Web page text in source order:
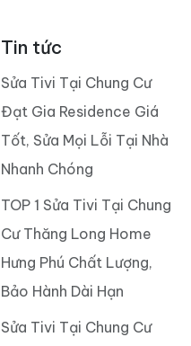
Tin tức
Sửa Tivi Tại Chung Cư
Đạt Gia Residence Giá
Tốt, Sửa Mọi Lỗi Tại Nhà
Nhanh Chóng
TOP 1 Sửa Tivi Tại Chung
Cư Thăng Long Home
Hưng Phú Chất Lượng,
Bảo Hành Dài Hạn
Sửa Tivi Tại Chung Cư